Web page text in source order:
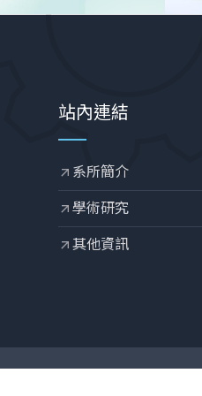
站內連結
arrow_outward 系所簡介
arrow_outward 學術研究
arrow_outward 其他資訊